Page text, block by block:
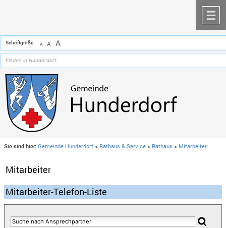
Schriftgröße A A A
Sie sind hier: Gemeinde Hunderdorf > Rathaus & Service > Rathaus > Mitarbeiter
Mitarbeiter
Mitarbeiter-Telefon-Liste